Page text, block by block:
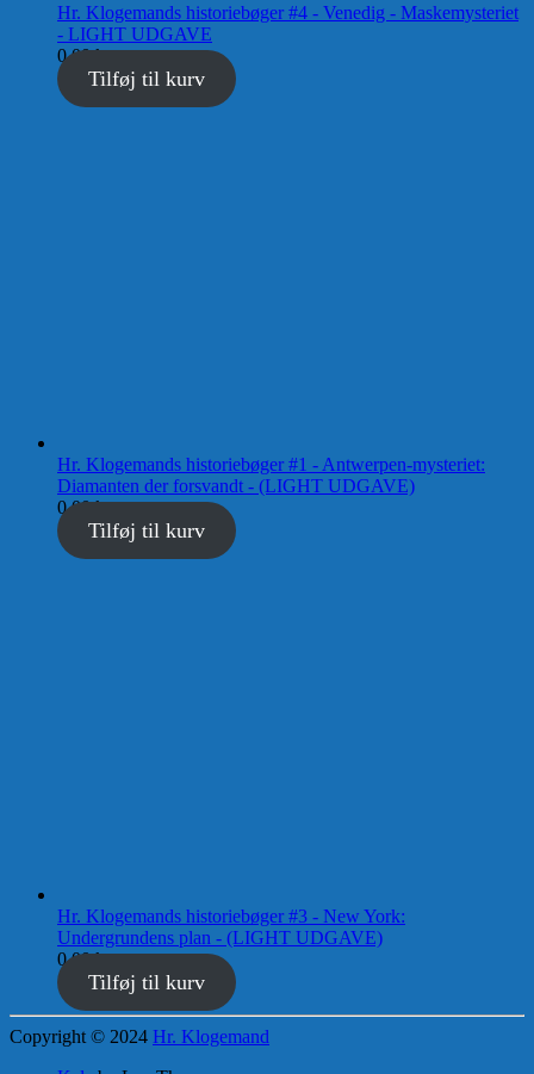
Hr. Klogemands historiebøger #4 - Venedig - Maskemysteriet
- LIGHT UDGAVE
0,00kr.
Tilføj til kurv
Hr. Klogemands historiebøger #1 - Antwerpen-mysteriet:
Diamanten der forsvandt - (LIGHT UDGAVE)
0,00kr.
Tilføj til kurv
Hr. Klogemands historiebøger #3 - New York:
Undergrundens plan - (LIGHT UDGAVE)
0,00kr.
Tilføj til kurv
Copyright © 2024 Hr. Klogemand